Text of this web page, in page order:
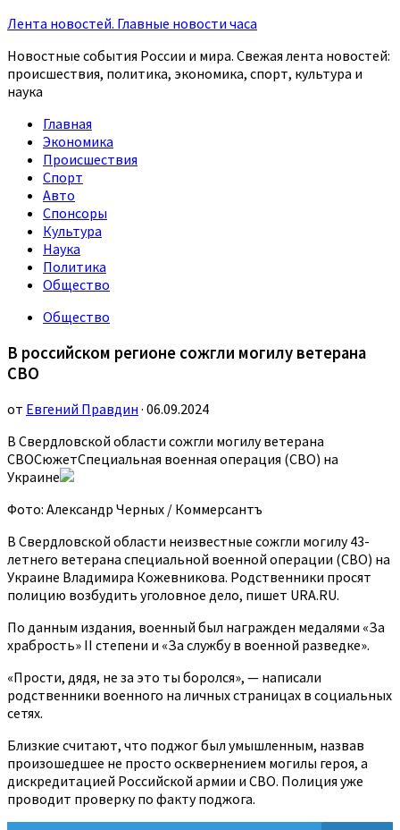
Лента новостей. Главные новости часа
Новостные события России и мира. Свежая лента новостей:
происшествия, политика, экономика, спорт, культура и
наука
Главная
Экономика
Происшествия
Спорт
Авто
Спонсоры
Культура
Наука
Политика
Общество
Общество
В российском регионе сожгли могилу ветерана
СВО
от Евгений Правдин · 06.09.2024
В Свердловской области сожгли могилу ветерана
СВОСюжетСпециальная военная операция (СВО) на
Украине
Фото: Александр Черных / Коммерсантъ
В Свердловской области неизвестные сожгли могилу 43-
летнего ветерана специальной военной операции (СВО) на
Украине Владимира Кожевникова. Родственники просят
полицию возбудить уголовное дело, пишет URA.RU.
По данным издания, военный был награжден медалями «За
храбрость» II степени и «За службу в военной разведке».
«Прости, дядя, не за это ты боролся», — написали
родственники военного на личных страницах в социальных
сетях.
Близкие считают, что поджог был умышленным, назвав
произошедшее не просто осквернением могилы героя, а
дискредитацией Российской армии и СВО. Полиция уже
проводит проверку по факту поджога.